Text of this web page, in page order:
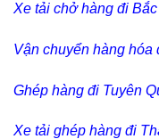
Xe tải chở hàng đi
Vận chuyển hàng hóa
Ghép hàng đi Tuyên
Xe tải ghép hàng đi